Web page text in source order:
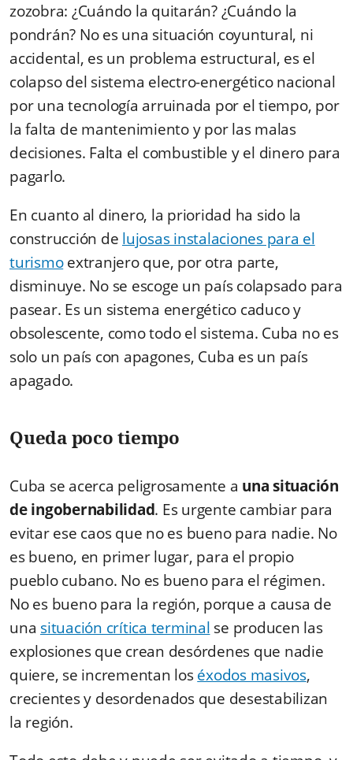
zozobra: ¿Cuándo la quitarán? ¿Cuándo la
pondrán? No es una situación coyuntural, ni
accidental, es un problema estructural, es el
colapso del sistema electro-energético nacional
por una tecnología arruinada por el tiempo, por
la falta de mantenimiento y por las malas
decisiones. Falta el combustible y el dinero para
pagarlo.
En cuanto al dinero, la prioridad ha sido la
construcción de lujosas instalaciones para el
turismoextranjero que, por otra parte,
disminuye. No se escoge un país colapsado para
pasear. Es un sistema energético caduco y
obsolescente, como todo el sistema. Cuba no es
solo un país con apagones, Cuba es un país
apagado.
Queda poco tiempo
Cuba se acerca peligrosamente a una situación
de ingobernabilidad. Es urgente cambiar para
evitar ese caos que no es bueno para nadie. No
es bueno, en primer lugar, para el propio
pueblo cubano. No es bueno para el régimen.
No es bueno para la región, porque a causa de
una situación crítica terminal se producen las
explosiones que crean desórdenes que nadie
quiere, se incrementan loséxodos masivos,
crecientes y desordenados que desestabilizan
la región.